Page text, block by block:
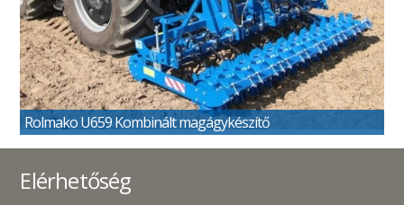
Rolmako U659 Kombinált magágykészítő
Elérhetőség